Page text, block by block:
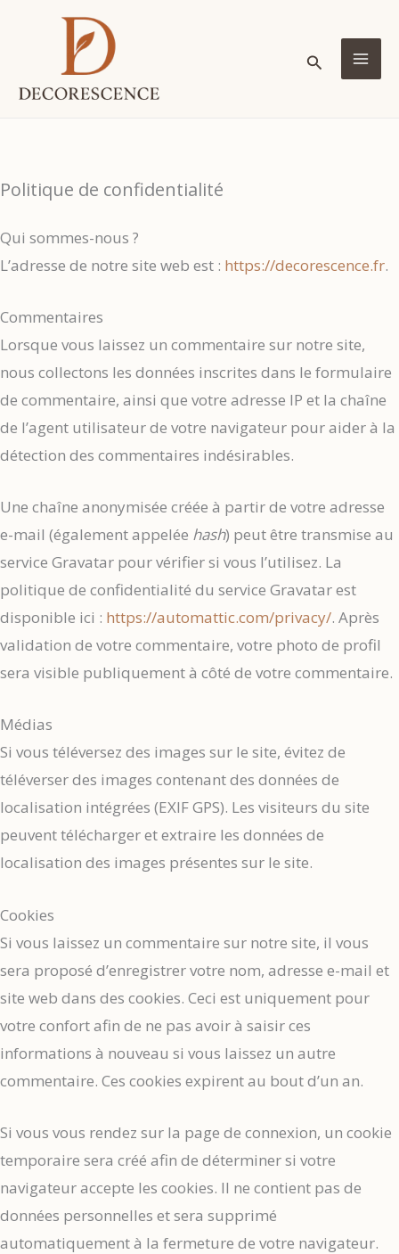
Rechercher
Politique de confidentialité
Qui sommes-nous ?
L’adresse de notre site web est : https://decorescence.fr.
Commentaires
Lorsque vous laissez un commentaire sur notre site,
nous collectons les données inscrites dans le formulaire
de commentaire, ainsi que votre adresse IP et la chaîne
de l’agent utilisateur de votre navigateur pour aider à la
détection des commentaires indésirables.
Une chaîne anonymisée créée à partir de votre adresse
e-mail (également appelée hash) peut être transmise au
service Gravatar pour vérifier si vous l’utilisez. La
politique de confidentialité du service Gravatar est
disponible ici : https://automattic.com/privacy/. Après
validation de votre commentaire, votre photo de profil
sera visible publiquement à côté de votre commentaire.
Médias
Si vous téléversez des images sur le site, évitez de
téléverser des images contenant des données de
localisation intégrées (EXIF GPS). Les visiteurs du site
peuvent télécharger et extraire les données de
localisation des images présentes sur le site.
Cookies
Si vous laissez un commentaire sur notre site, il vous
sera proposé d’enregistrer votre nom, adresse e-mail et
site web dans des cookies. Ceci est uniquement pour
votre confort afin de ne pas avoir à saisir ces
informations à nouveau si vous laissez un autre
commentaire. Ces cookies expirent au bout d’un an.
Si vous vous rendez sur la page de connexion, un cookie
temporaire sera créé afin de déterminer si votre
navigateur accepte les cookies. Il ne contient pas de
données personnelles et sera supprimé
automatiquement à la fermeture de votre navigateur.